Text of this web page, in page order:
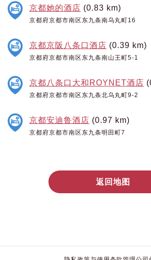
京都她的酒店 (0.83 km)
京都府京都市南区东九条南乌丸町16
京都京阪八条口酒店 (0.39 km)
京都府京都市南区东九条南山王町5-1
京都八条口大和ROYNET酒店
京都府京都市南区东九条北乌丸町9-2
京都安迪鲁酒店 (0.97 km)
京都府京都市南区东九条明田町7
返回地图